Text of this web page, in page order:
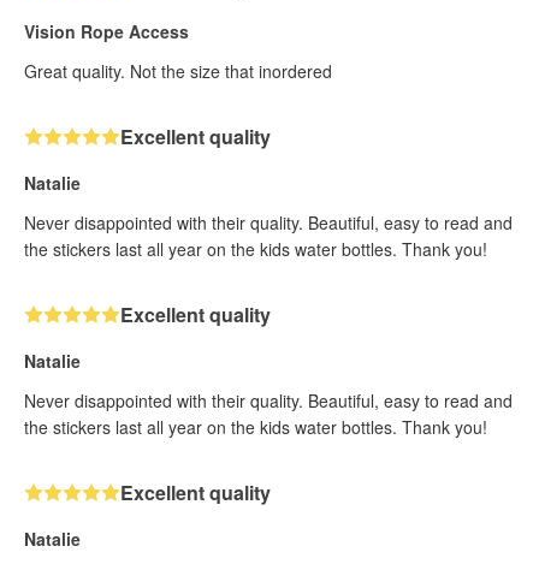
Vision Rope Access
Great quality. Not the size that inordered
Excellent quality
Natalie
Never disappointed with their quality. Beautiful, easy to read and
the stickers last all year on the kids water bottles. Thank you!
Excellent quality
Natalie
Never disappointed with their quality. Beautiful, easy to read and
the stickers last all year on the kids water bottles. Thank you!
Excellent quality
Natalie